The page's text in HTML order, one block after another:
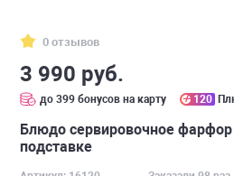
0 отзывов
3 990 руб.
до 399 бонусов на карту 120
Блюдо сервировочное фарфор
подставке